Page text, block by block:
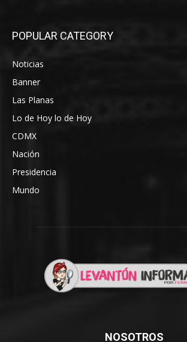
POPULAR CATEGORY
Noticias
Banner
Las Planas
Lo de Hoy lo de Hoy
CDMX
Nación
Presidencia
Mundo
NOSOTROS